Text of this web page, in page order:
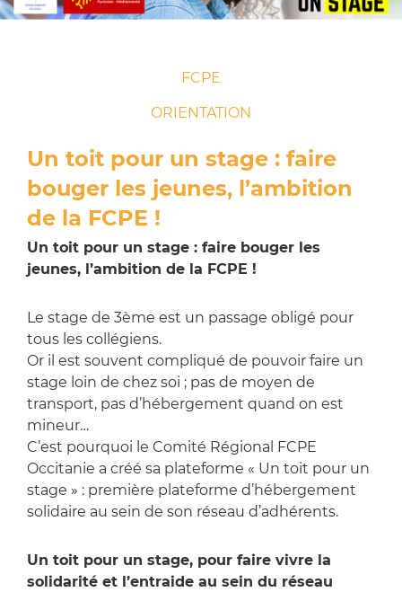
FCPE
ORIENTATION
Un toit pour un stage : faire
bouger les jeunes, l’ambition
de la FCPE !
Un toit pour un stage : faire bouger les
jeunes, l’ambition de la FCPE !
Le stage de 3ème est un passage obligé pour
tous les collégiens.
Or il est souvent compliqué de pouvoir faire un
stage loin de chez soi ; pas de moyen de
transport, pas d’hébergement quand on est
mineur…
C’est pourquoi le Comité Régional FCPE
Occitanie a créé sa plateforme « Un toit pour un
stage » : première plateforme d’hébergement
solidaire au sein de son réseau d’adhérents.
Un toit pour un stage, pour faire vivre la
solidarité et l’entraide au sein du réseau